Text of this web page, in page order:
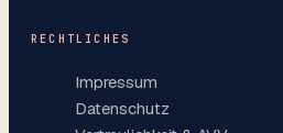
RECHTLICHES
Impressum
Datenschutz